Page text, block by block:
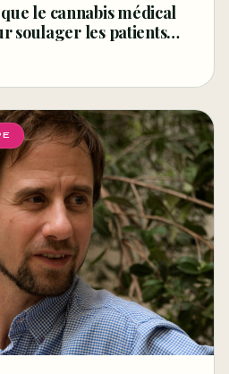
le cannabis médical
soulager les patients
des jambes sans repos